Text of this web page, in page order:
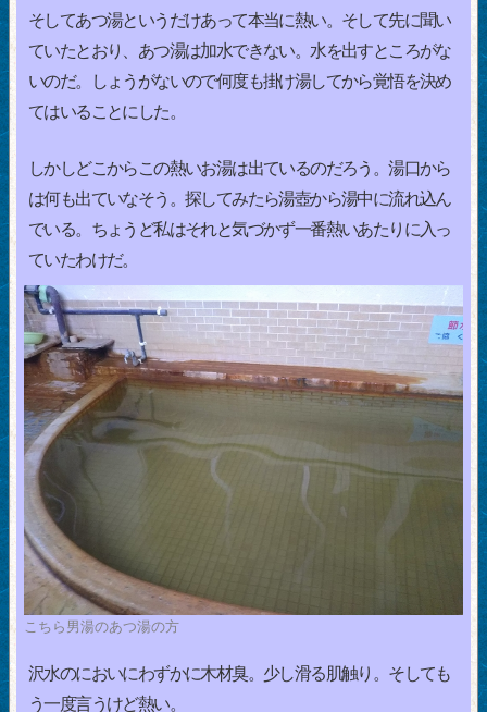
そしてあつ湯というだけあって本当に熱い。そして先に聞い
ていたとおり、あつ湯は加水できない。水を出すところがな
いのだ。しょうがないので何度も掛け湯してから覚悟を決め
てはいることにした。
しかしどこからこの熱いお湯は出ているのだろう。湯口から
は何も出ていなそう。探してみたら湯壺から湯中に流れ込ん
でいる。ちょうど私はそれと気づかず一番熱いあたりに入っ
ていたわけだ。
こちら男湯のあつ湯の方
沢水のにおいにわずかに木材臭。少し滑る肌触り。そしても
う一度言うけど熱い。